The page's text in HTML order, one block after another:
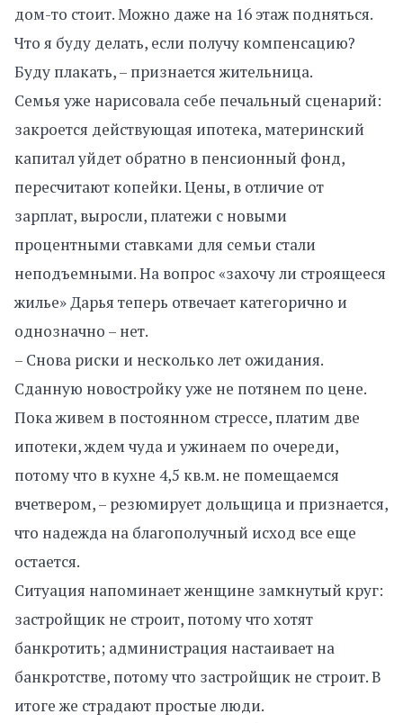
дом-то стоит. Можно даже на 16 этаж подняться.
Что я буду делать, если получу компенсацию?
Буду плакать, – признается жительница.
Семья уже нарисовала себе печальный сценарий:
закроется действующая ипотека, материнский
капитал уйдет обратно в пенсионный фонд,
пересчитают копейки. Цены, в отличие от
зарплат, выросли, платежи с новыми
процентными ставками для семьи стали
неподъемными. На вопрос «захочу ли строящееся
жилье» Дарья теперь отвечает категорично и
однозначно – нет.
– Снова риски и несколько лет ожидания.
Сданную новостройку уже не потянем по цене.
Пока живем в постоянном стрессе, платим две
ипотеки, ждем чуда и ужинаем по очереди,
потому что в кухне 4,5 кв.м. не помещаемся
вчетвером, – резюмирует дольщица и признается,
что надежда на благополучный исход все еще
остается.
Ситуация напоминает женщине замкнутый круг:
застройщик не строит, потому что хотят
банкротить; администрация настаивает на
банкротстве, потому что застройщик не строит. В
итоге же страдают простые люди.